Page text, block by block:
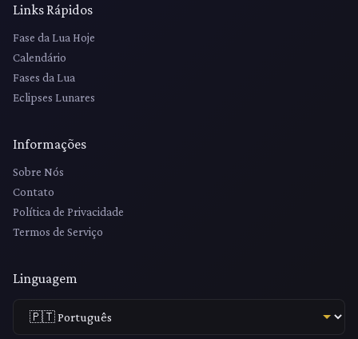
Links Rápidos
Fase da Lua Hoje
Calendário
Fases da Lua
Eclipses Lunares
Informações
Sobre Nós
Contato
Política de Privacidade
Termos de Serviço
Linguagem